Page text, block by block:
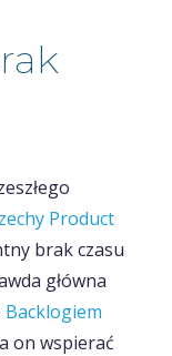
Product
brak czasu
główna
Backlogiem
on wspierać